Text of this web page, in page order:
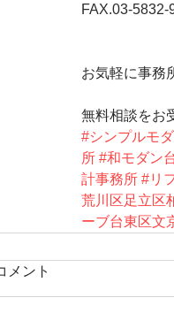
FAX.03-5832-
お気軽に事務
無料相談をお
#シンプルモ
所 #和モダン
計事務所 #リ
荒川区足立区
ーブ台東区文
メント